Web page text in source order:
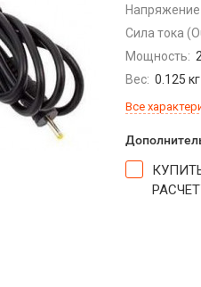
Сила тока
Мощность:
Вес: 0.125 кг
Все